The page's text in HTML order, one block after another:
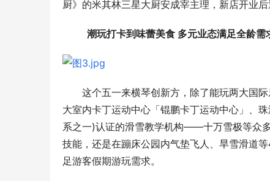
厨》的米其林三星大厨安成宰主理，新店开业
潮玩打卡到味蕾美食 多元业态满足全龄需
这个五一来横琴创新方，除了能玩两大国
大室内卡丁运动中心「锟鹏卡丁运动中心」、
系之一)认证的滑雪教学机构——十万雪极等众
技能，还是在蹦床公园内气垫飞人、旱雪滑道
足游客假期游玩需求。